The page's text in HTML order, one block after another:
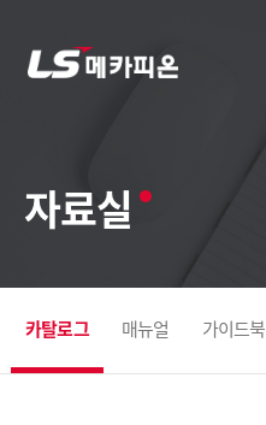
자료실
카탈로그 매뉴얼 가이드북